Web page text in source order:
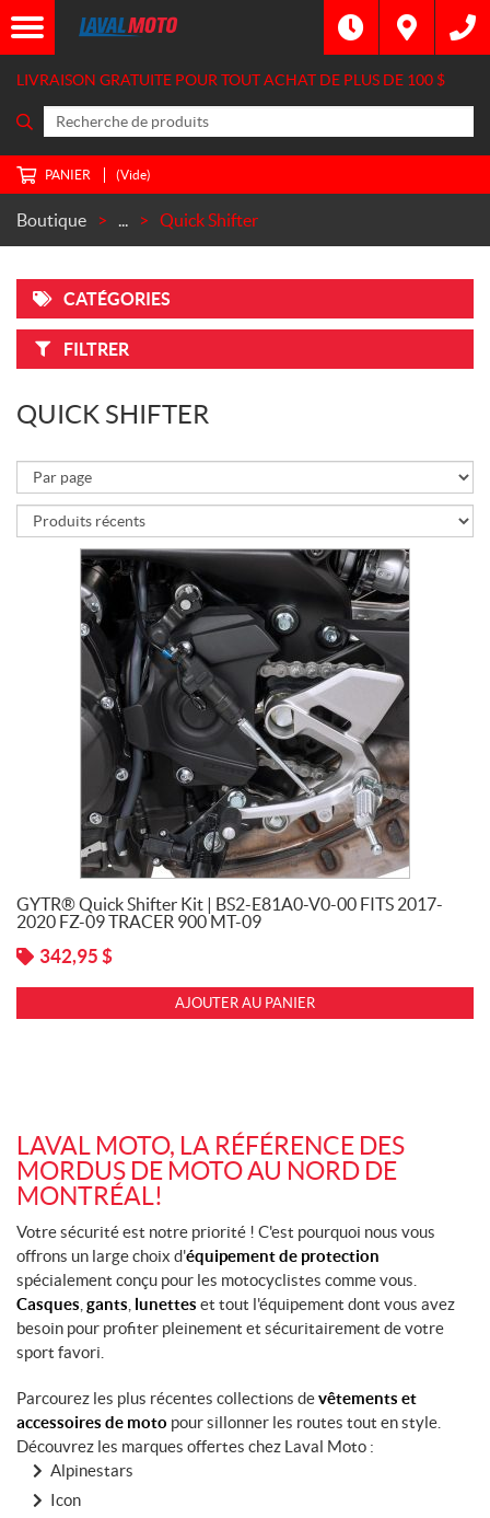
LIVRAISON GRATUITE POUR TOUT ACHAT DE PLUS DE 100 $
PANIER (Vide)
Boutique ... Quick Shifter
CATÉGORIES
FILTRER
M
A
R
Q
U
Yamaha
13-20
(1)
M
O
T
O
(1)
P
R
I
X
$300 -
$599.99
QUICK SHIFTER
GYTR® Quick Shifter Kit | BS2-E81A0-V0-00 FITS 2017-
2020 FZ-09 TRACER 900 MT-09
342,95 $
AJOUTER AU PANIER
LAVAL MOTO, LA RÉFÉRENCE DES
MORDUS DE MOTO AU NORD DE
MONTRÉAL!
Votre sécurité est notre priorité ! C'est pourquoi nous vous
offrons un large choix d'équipement de protection
spécialement conçu pour les motocyclistes comme vous.
Casques gants lunettes et tout l'équipement dont vous avez
besoin pour profiter pleinement et sécuritairement de votre
sport favori.
Parcourez les plus récentes collections devêtements et
accessoires de moto pour sillonner les routes tout en style.
Découvrez les marques offertes chez Laval Moto :
Alpinestars
Icon